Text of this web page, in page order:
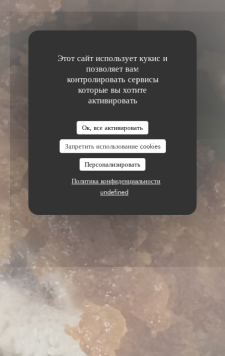
Этот сайт использует кукис и
позволяет вам
контролировать сервисы
которые вы хотите
активировать
Ок, все активировать
Запретить использование cookies
Персонализировать
Политика конфиденциальности
undefined